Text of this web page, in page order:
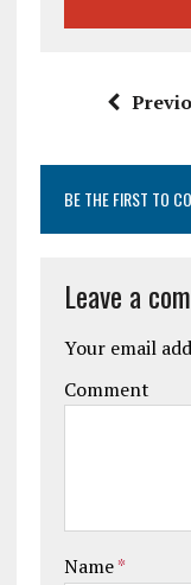
BE THE FIRST TO
Leave a
Your email
Comment
Name*